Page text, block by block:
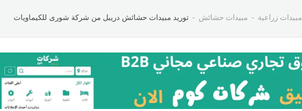
مبيدات زراعية مبيدات حشائش توريد مبيدات حشائش دريبل من شركة شورى للكيماويات